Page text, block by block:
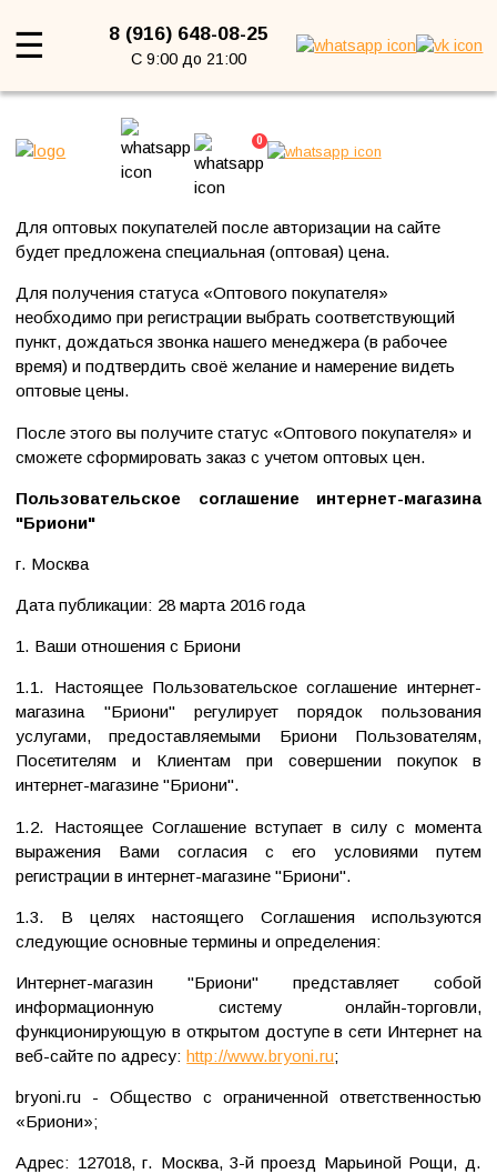
☰ 8 (916) 648-08-25
С 9:00 до 21:00
0
Каталог товаров
Условия и соглашения
Оптовые клиенты
Для оптовых покупателей после авторизации на сайте
будет предложена специальная (оптовая) цена.
Для получения статуса «Оптового покупателя»
необходимо при регистрации выбрать соответствующий
пункт, дождаться звонка нашего менеджера (в рабочее
время) и подтвердить своё желание и намерение видеть
оптовые цены.
После этого вы получите статус «Оптового покупателя» и
сможете сформировать заказ с учетом оптовых цен.
Пользовательское соглашение интернет-магазина
"Бриони"
г. Москва
Дата публикации: 28 марта 2016 года
1. Ваши отношения с Бриони
1.1. Настоящее Пользовательское соглашение интернет-
магазина "Бриони" регулирует порядок пользования
услугами, предоставляемыми Бриони Пользователям,
Посетителям и Клиентам при совершении покупок в
интернет-магазине "Бриони".
1.2. Настоящее Соглашение вступает в силу с момента
выражения Вами согласия с его условиями путем
регистрации в интернет-магазине "Бриони".
1.3. В целях настоящего Соглашения используются
следующие основные термины и определения:
Интернет-магазин "Бриони" представляет собой
информационную систему онлайн-торговли,
функционирующую в открытом доступе в сети Интернет на
веб-сайте по адресу:http://www.bryoni.ru;
bryoni.ru - Общество с ограниченной ответственностью
«Бриони»;
Адрес: 127018, г. Москва, 3-й проезд Марьиной Рощи, д.